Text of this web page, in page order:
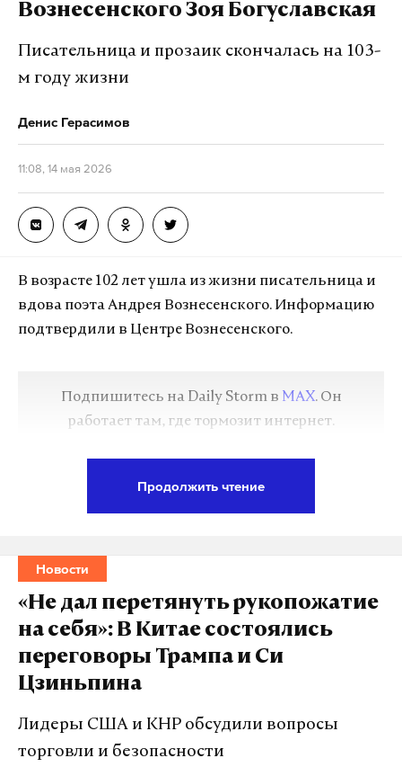
Вознесенского Зоя Богуславская
Писательница и прозаик скончалась на 103-
м году жизни
Денис Герасимов
11:08, 14 мая 2026
В возрасте 102 лет ушла из жизни писательница и
вдова поэта Андрея Вознесенского. Информацию
подтвердили в Центре Вознесенского.
Подпишитесь на Daily Storm в MAX. Он
работает там, где тормозит интернет.
Макс Telegram
литературовед, искусствовед, автор
художественной, документальной и мемуарной
прозы. Выступала инициатором учреждения
негосударственной премии «Триумф» в области
Центра Вознесенского. Заслуженный работник
культуры России.
Продолжить чтение
Новости
«Не дал перетянуть рукопожатие
на себя»: В Китае состоялись
переговоры Трампа и Си
Цзиньпина
Лидеры США и КНР обсудили вопросы
торговли и безопасности